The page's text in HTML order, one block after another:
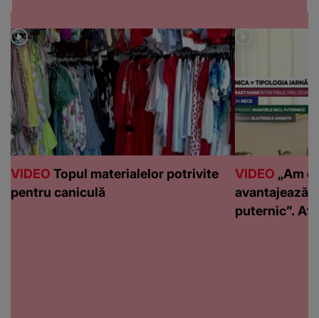
VIDEO Topul materialelor potrivite
pentru caniculă
VIDEO „Am
avantajează
puternic”.